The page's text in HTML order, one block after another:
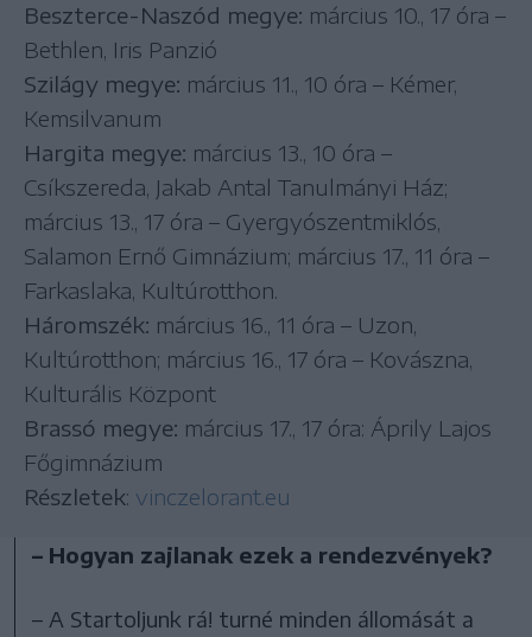
Beszterce-Naszód megye: március 10., 17 óra –
Bethlen, Iris Panzió
Szilágy megye: március 11., 10 óra – Kémer,
Kemsilvanum
Hargita megye: március 13., 10 óra –
Csíkszereda, Jakab Antal Tanulmányi Ház;
március 13., 17 óra – Gyergyószentmiklós,
Salamon Ernő Gimnázium; március 17., 11 óra –
Farkaslaka, Kultúrotthon.
Háromszék: március 16., 11 óra – Uzon,
Kultúrotthon; március 16., 17 óra – Kovászna,
Kulturális Központ
Brassó megye: március 17., 17 óra: Áprily Lajos
Főgimnázium
Részletek: vinczelorant.eu
– Hogyan zajlanak ezek a rendezvények?
– A Startoljunk rá! turné minden állomását a